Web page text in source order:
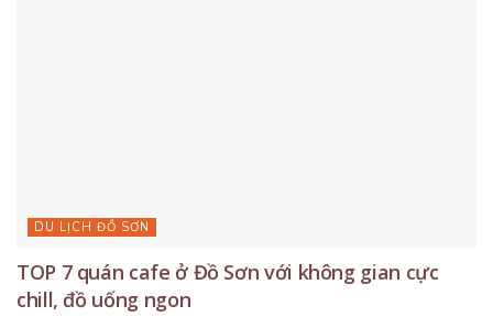
DU LỊCH ĐỒ SƠN
TOP 7 quán cafe ở Đồ Sơn với không gian cực
chill, đồ uống ngon